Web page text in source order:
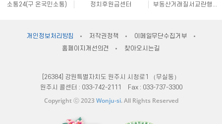
소통24(구 온국민소통)
정치후원금센터
부동산거래질서교란행위 신고센터
안전신문고
내고장알리미
한국사회적기업진흥원
쌀직불금 정보공개
개인정보처리방침 저작권정책
이메일무단수집거부
홈페이지개선의견
찾아오시는길
[26384] 강원특별자치도 원주시 시청로1 （무실동）
원주시 콜센터 : 033-742-2111 Fax : 033-737-3300
Copyright ⓒ 2023 Wonju-si. All Rights Reserved